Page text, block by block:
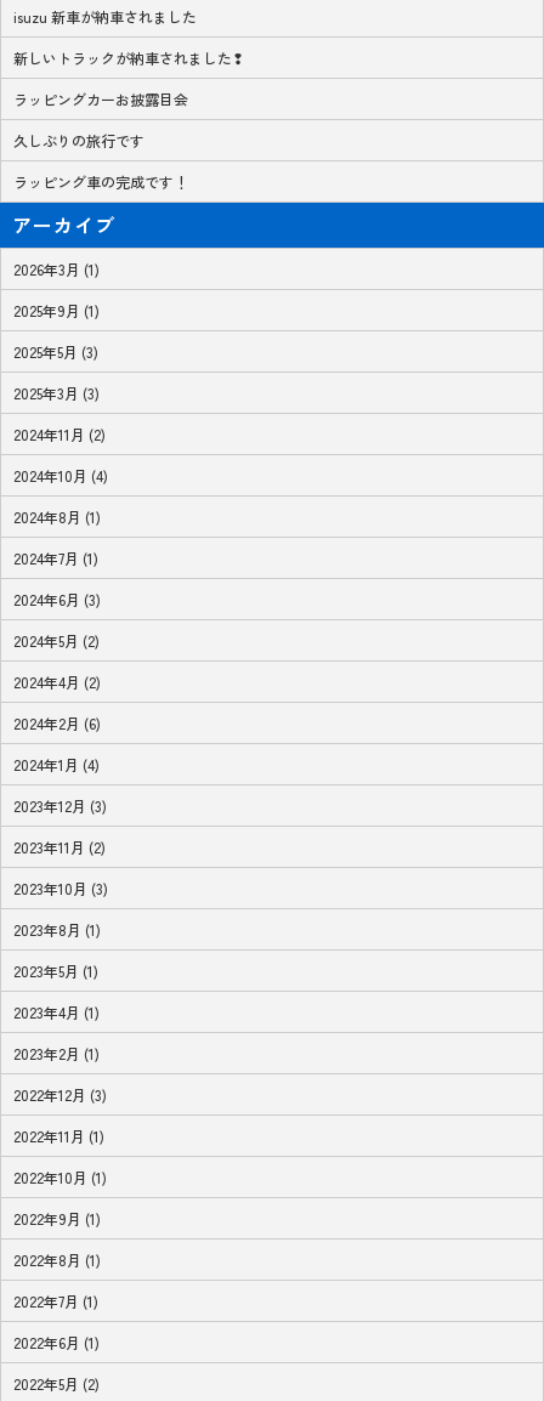
isuzu 新車が納車されました
新しいトラックが納車されました❢
ラッピングカーお披露目会
久しぶりの旅行です
ラッピング車の完成です！
アーカイブ
2026年3月 (1)
2025年9月 (1)
2025年5月 (3)
2025年3月 (3)
2024年11月 (2)
2024年10月 (4)
2024年8月 (1)
2024年7月 (1)
2024年6月 (3)
2024年5月 (2)
2024年4月 (2)
2024年2月 (6)
2024年1月 (4)
2023年12月 (3)
2023年11月 (2)
2023年10月 (3)
2023年8月 (1)
2023年5月 (1)
2023年4月 (1)
2023年2月 (1)
2022年12月 (3)
2022年11月 (1)
2022年10月 (1)
2022年9月 (1)
2022年8月 (1)
2022年7月 (1)
2022年6月 (1)
2022年5月 (2)